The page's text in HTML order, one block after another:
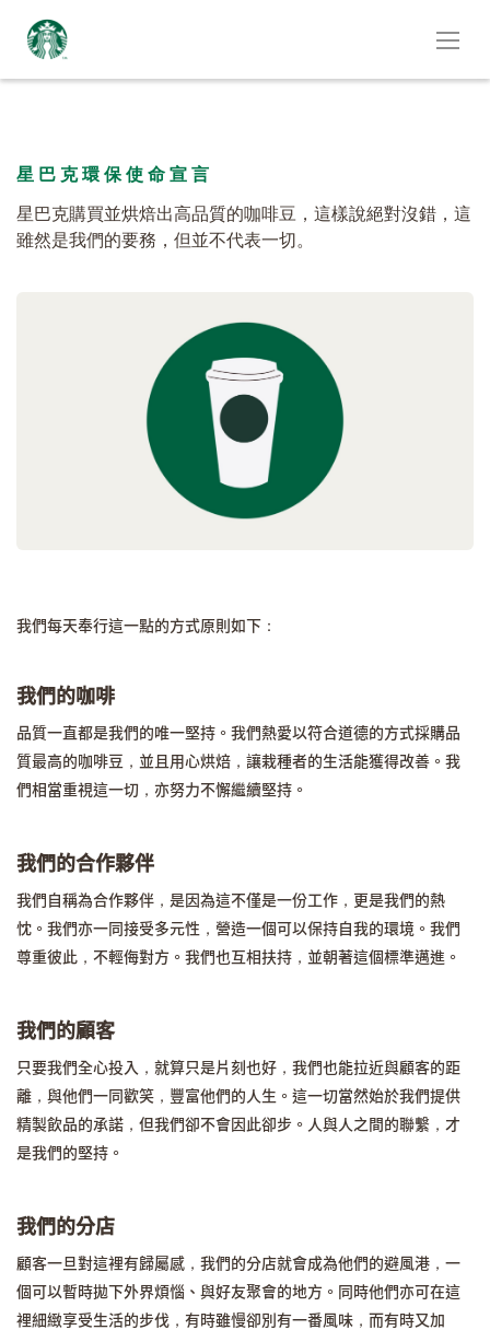
星巴克環保使命宣言
星巴克購買並烘焙出高品質的咖啡豆，這樣說絕對沒錯，這
雖然是我們的要務，但並不代表一切。
我們每天奉行這一點的方式原則如下：
我們的咖啡
品質一直都是我們的唯一堅持。我們熱愛以符合道德的方式採購品
質最高的咖啡豆，並且用心烘焙，讓栽種者的生活能獲得改善。我
們相當重視這一切，亦努力不懈繼續堅持。
我們的合作夥伴
我們自稱為合作夥伴，是因為這不僅是一份工作，更是我們的熱
忱。我們亦一同接受多元性，營造一個可以保持自我的環境。我們
尊重彼此，不輕侮對方。我們也互相扶持，並朝著這個標準邁進。
我們的顧客
只要我們全心投入，就算只是片刻也好，我們也能拉近與顧客的距
離，與他們一同歡笑，豐富他們的人生。這一切當然始於我們提供
精製飲品的承諾，但我們卻不會因此卻步。人與人之間的聯繫，才
是我們的堅持 。
我們的分店
顧客一旦對這裡有歸屬感，我們的分店就會成為他們的避風港，一
個可以暫時拋下外界煩惱、與好友聚會的地方。同時他們亦可在這
裡細緻享受生活的步伐，有時雖慢卻別有一番風味，而有時又加